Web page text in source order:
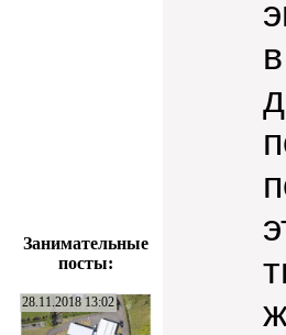
Занимательные
посты:
28.11.2018 13:02